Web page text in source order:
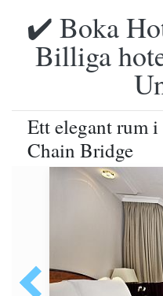
✔️ Boka
Billiga
Ett elegant rum
Chain Bridge